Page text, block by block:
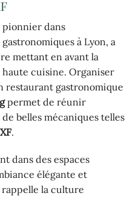
pionnier dans
à Lyon, a
mettant en avant la
haute cuisine. Organiser
restaurant gastronomique
permet de réunir
belles mécaniques telles
.
dans des espaces
élégante et
la culture